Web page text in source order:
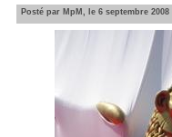
Posté par MpM, le 6 septembre 2008